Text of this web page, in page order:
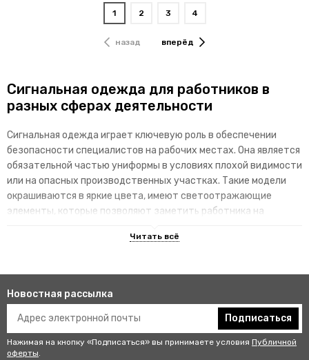
назад
1 2 3 4
вперёд
Сигнальная одежда для работников в
разных сферах деятельности
Сигнальная одежда играет ключевую роль в обеспечении
безопасности специалистов на рабочих местах. Она является
обязательной частью униформы в условиях плохой видимости
или на опасных производственных участках. Такие модели
окрашиваются в яркие цвета, имеют светоотражающие
элементы, которые позволяют заметить работника на
изделий
Гарантируют улучшенную видимость человека и его
безопасность на рабочем месте. В результате этого
снижается риск аварии и получения травмы.
Не мешаются во время выполнения профессиональных
Новостная рассылка
Подписаться
Нажимая на кнопку «Подписаться» вы принимаете условия Публичной
оферты.